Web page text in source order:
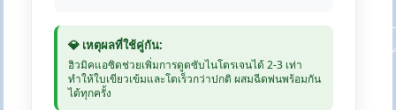
💎 เหตุผลที่ใช้คู่กัน:
ฮิวมิคแอซิดช่วยเพิ่มการดูดซับไนโตรเจนได้ 2-3 เท่า
ทำให้ใบเขียวเข้มและโตเร็วกว่าปกติ ผสมฉีดพ่นพร้อมกัน
ได้ทุกครั้ง